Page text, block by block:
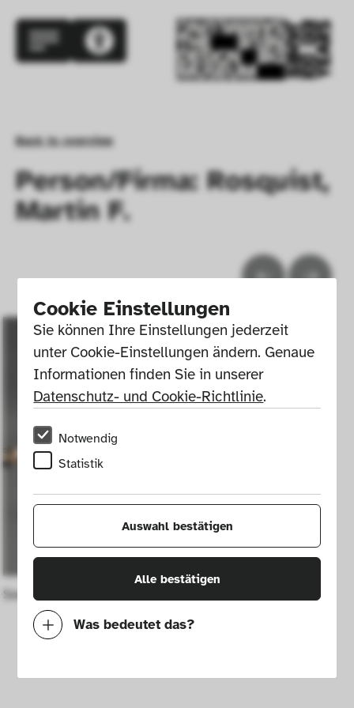
Cookie Einstellungen
Sie können Ihre Einstellungen jederzeit
unter Cookie-Einstellungen ändern. Genaue
Informationen finden Sie in unserer
Datenschutz- und Cookie-Richtlinie.
Notwendig
Statistik
Auswahl bestätigen
Alle bestätigen
Was bedeutet das?
Mit diesen Cookies können wir durch
Back to overview
Person/Firma: Rosquist,
Martin F.
Seesaw Vippig